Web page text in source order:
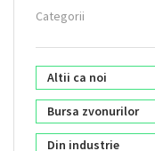
Categorii
Altii ca noi
Bursa zvonurilor
Din industrie